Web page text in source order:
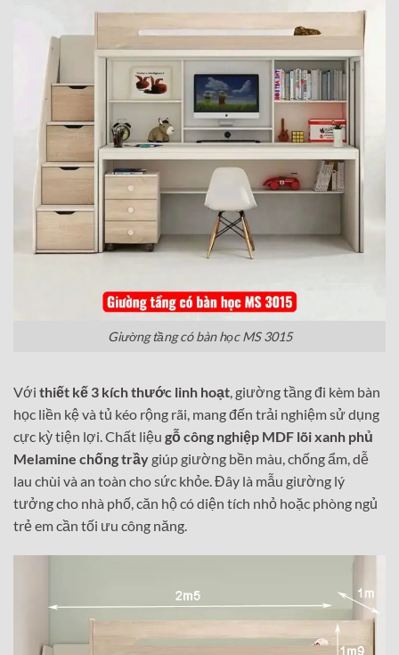
Giường tầng có bàn học MS 3015
Với thiết kế 3 kích thước linh hoạt, giường tầng đi kèm bàn
học liền kệ và tủ kéo rộng rãi, mang đến trải nghiệm sử dụng
cực kỳ tiện lợi. Chất liệu gỗ công nghiệp MDF lõi xanh phủ
Melamine chống trầy giúp giường bền màu, chống ẩm, dễ
lau chùi và an toàn cho sức khỏe. Đây là mẫu giường lý
tưởng cho nhà phố, căn hộ có diện tích nhỏ hoặc phòng ngủ
trẻ em cần tối ưu công năng.